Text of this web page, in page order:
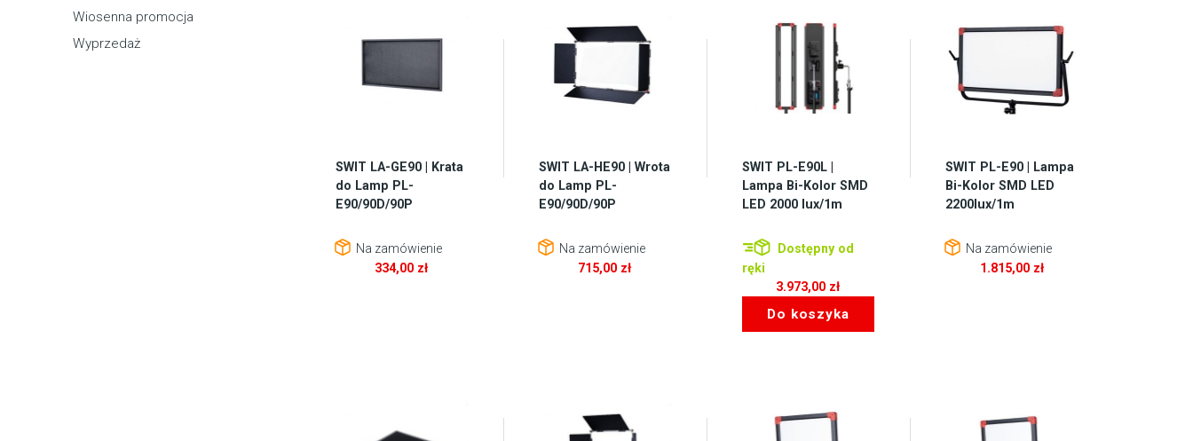
Wiosenna promocja
Wyprzedaż
SWIT LA-GE90 | Krata
do Lamp PL-
E90/90D/90P
Na zamówienie
334,00 zł
SWIT LA-HE90 | Wrota
do Lamp PL-
E90/90D/90P
Na zamówienie
715,00 zł
SWIT PL-E90L |
Lampa Bi-Kolor SMD
LED 2000 lux/1m
Dostępny od
ręki
3.973,00 zł
Do koszyka
SWIT PL-E90 | Lampa
Bi-Kolor SMD LED
2200lux/1m
Na zamówienie
1.815,00 zł